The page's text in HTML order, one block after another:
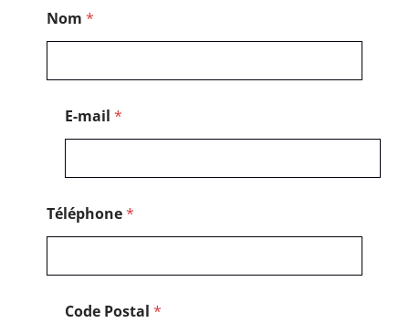
Nom *
E-mail *
Téléphone*
Code Postal *